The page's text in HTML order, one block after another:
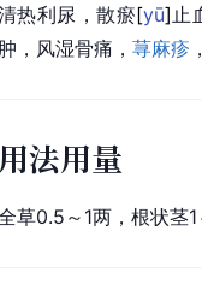
热利尿，散瘀[yū] 止
肿， 风湿骨痛， 荨麻疹
用法用量
草0.5～1两，根状茎